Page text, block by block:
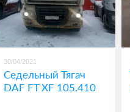
30/04/2021
Седельный Тягач
DAF FT XF 105.410